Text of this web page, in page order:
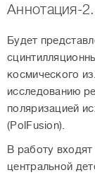
Аннотация-2.
Будет
космического
исследованию
поляризацией
(PolFusion).
В работу
центральной